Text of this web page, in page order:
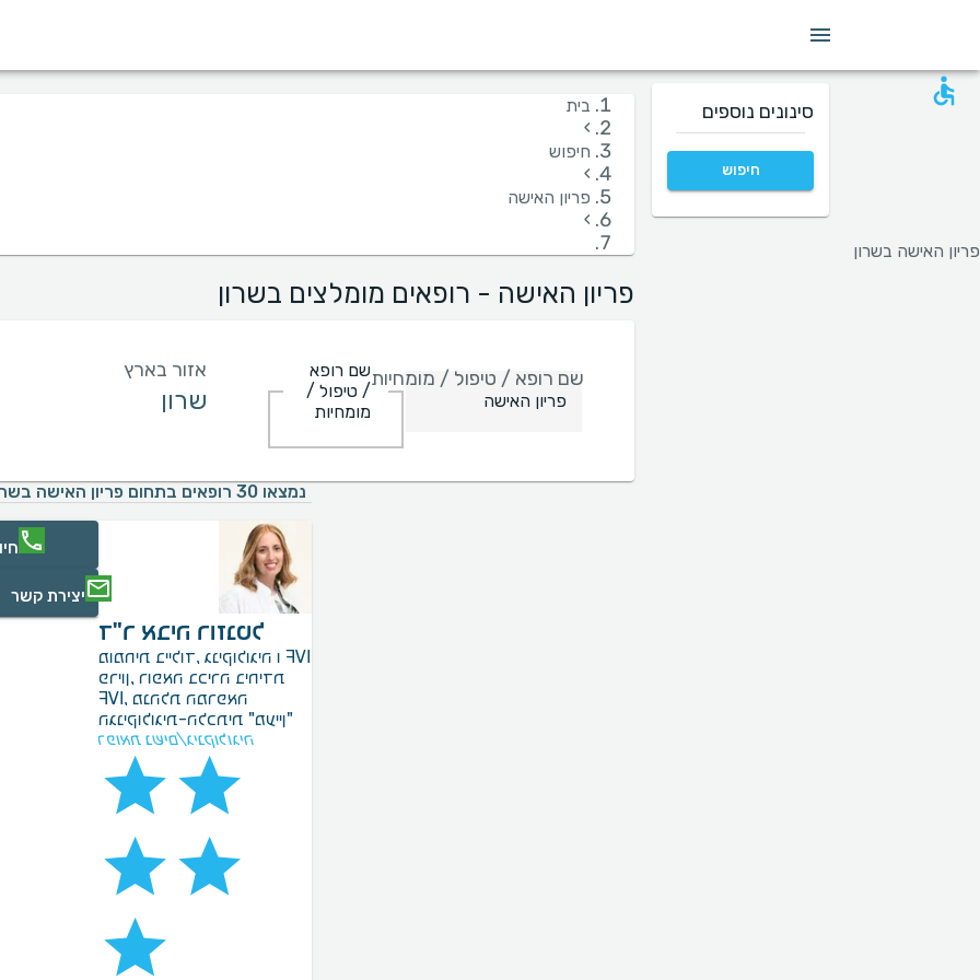
בית
›
חיפוש
›
פריון האישה
›
פריון האישה בשרון
פריון האישה - רופאים מומלצים בשרון
שם רופא / טיפול / מומחיותשם רופא
/ טיפול /
מומחיות
אזור בארץ
נמצאו 30 רופאים בתחום פריון האישה בשרון
ד"ר אביה רוזנטל
מומחית ביילוד, גניקולוגיה ו IVF
פריון, רופאה בכירה ביחידת
IVF, מנהלת המרפאה
הגניקולוגית-הלכתית "מעיין"
רפואת נשים/גינקולוגיה
יצירת קשר
סינונים נוספים
חיפוש